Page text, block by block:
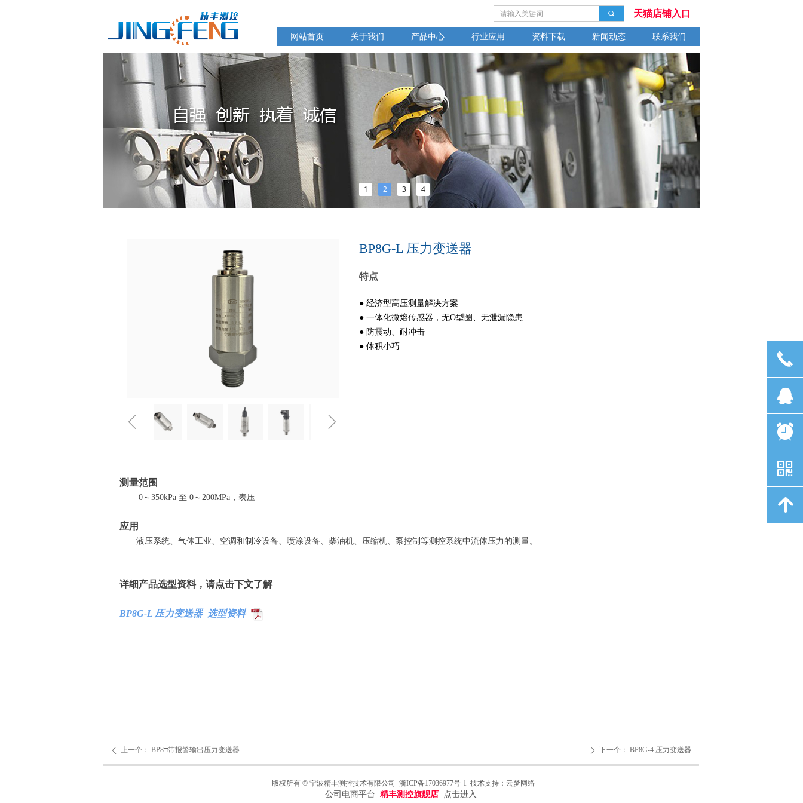
끠
网站首页 关于我们 产品中心 行业应用 资料下载 新闻动态 联系我们
天猫店铺入口
1 2 3 4
ꁆ ꁇ
BP8G-L 压力变送器
ꄴ 上一个： BP8□带报警输出压力变送器 ꄲ 下一个： BP8G-4 压力变送器
测量范围
0～350kPa 至 0～200MPa，表压
应用
液压系统、气体工业、空调和制冷设备、喷涂设备、柴油机、压缩机、泵控制等测控系统中流体压力的测量。
详细产品选型资料，请点击下文了解
BP8G-L 压力变送器 选型资料
● 经济型高压测量解决方案
● 一体化微熔传感器，无O型圈、无泄漏隐患
● 防震动、耐冲击
● 体积小巧
特点
版权所有 © 宁波精丰测控技术有限公司 浙ICP备17036977号-1 技术支持：云梦网络
公司电商平台 精丰测控旗舰店 点击进入
끅
뀩
뀥
낃
녕